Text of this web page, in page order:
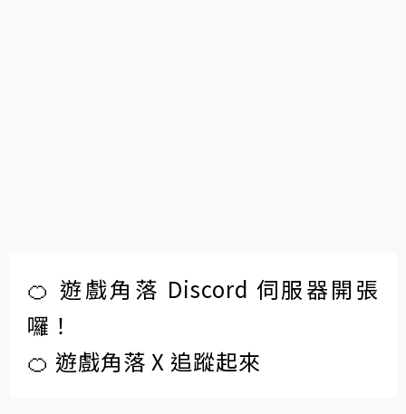
🍊 遊戲角落 Discord 伺服器開張
囉！
🍊 遊戲角落 X 追蹤起來